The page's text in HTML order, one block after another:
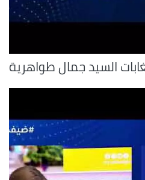
السيد جمال طواهرية